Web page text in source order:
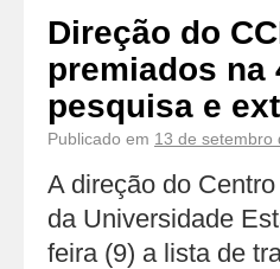
Direção do
premiados na
pesquisa e
Publicado em 13 de setembro
A direção do
da Universidade
feira (9) a lista de